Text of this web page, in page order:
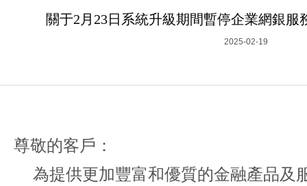
關于2月23日系統升級期間暫停企業網銀
2025-02-19
尊敬的客戶：
為提供更加豐富和優質的金融產品及